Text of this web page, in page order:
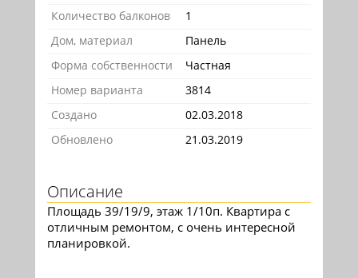
Количество балконов
1
Дом, материал
Панель
Форма собственности
Частная
Номер варианта
3814
Создано
02.03.2018
Обновлено
21.03.2019
Описание
Площадь 39/19/9, этаж 1/10п. Квартира с
отличным ремонтом, с очень интересной
планировкой.